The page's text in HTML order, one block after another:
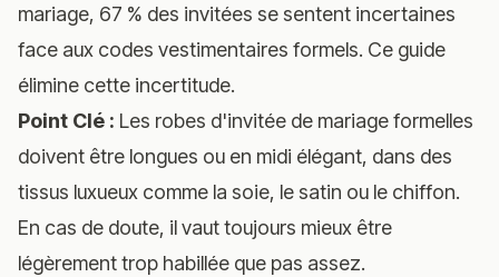
mariage, 67 % des invitées se sentent incertaines
face aux codes vestimentaires formels. Ce guide
élimine cette incertitude.
Point Clé : Les robes d'invitée de mariage formelles
doivent être longues ou en midi élégant, dans des
tissus luxueux comme la soie, le satin ou le chiffon.
En cas de doute, il vaut toujours mieux être
légèrement trop habillée que pas assez.